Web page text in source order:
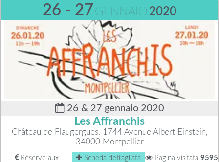
26 - 27 GENNAIO 2020
26 & 27 gennaio 2020
Les Affranchis
Château de Flaugergues, 1744 Avenue Albert Einstein,
34000 Montpellier
Réservé aux
Scheda dettagliata Pagina visitata 9595